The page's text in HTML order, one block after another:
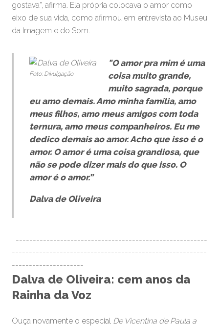
gostava”, afirma. Ela própria colocava o amor como
eixo de sua vida, como afirmou em entrevista ao Museu
da Imagem e do Som.
Foto: Divulgação
"O amor pra mim é uma
coisa muito grande,
muito sagrada, porque
eu amo demais. Amo minha família, amo
meus filhos, amo meus amigos com toda
ternura, amo meus companheiros. Eu me
dedico demais ao amor. Acho que isso é o
amor. O amor é uma coisa grandiosa, que
não se pode dizer mais do que isso. O
amor é o amor.”
Dalva de Oliveira
--------------------------------------------------------
---------------------------------------------------------
---------------------
Dalva de Oliveira: cem anos da
Rainha da Voz
Ouça novamente o especial De Vicentina de Paula a